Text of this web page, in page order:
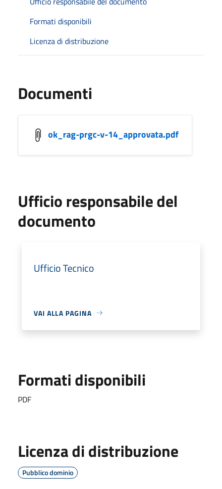
Formati disponibili
Licenza di distribuzione
Documenti
ok_rag-prgc-v-14_approvata.pdf
Ufficio responsabile del
documento
Ufficio Tecnico
VAI ALLA PAGINA
Formati disponibili
PDF
Licenza di distribuzione
Pubblico dominio